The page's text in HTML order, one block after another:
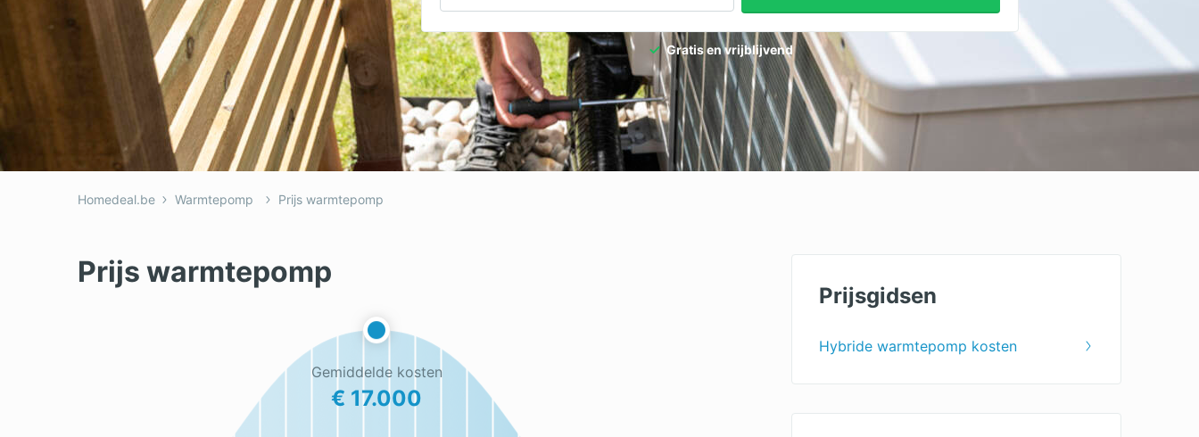
Gratis en vrijblijvend
Homedeal.be Warmtepomp Prijs warmtepomp
Prijs warmtepomp
Gemiddelde kosten
€ 17.000
Prijsgidsen
Hybride warmtepomp kosten